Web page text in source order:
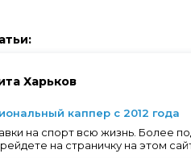
:
Харьков
каппер с 2012 года
на спорт всю жизнь. Более
на страничку на этом